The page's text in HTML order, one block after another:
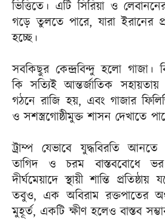
ভিত্তিতে। এটি সিরিয়া ও
গড়ে তুলতে পারে, যারা ইরানের
হচ্ছে।
সবকিছুর কেন্দ্রবিন্দু হলো গাজা।
কি সত্যিই আন্তর্জাতিক
গঠনে রাজি হয়, এবং গাজার
ও সশস্ত্রগোষ্ঠীমুক্ত শাসন দেখাতে
ট্রাম্প যেভাবে যুদ্ধবিরতি
তাগিদ ও চরম বাস্তববোধে
দীর্ঘমেয়াদে স্থায়ী শান্তি
তবুও, এক অবিরাম রক্তপাতের
মুহূর্ত, একটি ক্ষীণ হলেও বাস্তব